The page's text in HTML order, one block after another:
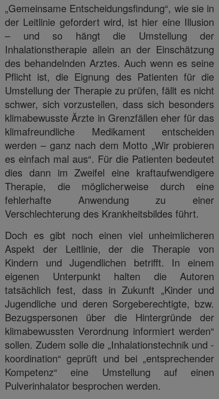
„Gemeinsame Entscheidungsfindung“, wie sie in
der Leitlinie gefordert wird, ist hier eine Illusion
– und so hängt die Umstellung der
Inhalationstherapie allein an der Einschätzung
des behandelnden Arztes. Auch wenn es seine
Pflicht ist, die Eignung des Patienten für die
Umstellung der Therapie zu prüfen, fällt es nicht
schwer, sich vorzustellen, dass sich besonders
klimabewusste Ärzte in Grenzfällen eher für das
klimafreundliche Medikament entscheiden
werden – ganz nach dem Motto „Wir probieren
es einfach mal aus“. Für die Patienten bedeutet
dies dann im Zweifel eine kraftaufwendigere
Therapie, die möglicherweise durch eine
fehlerhafte Anwendung zu einer
Verschlechterung des Krankheitsbildes führt.
Doch es gibt noch einen viel unheimlicheren
Aspekt der Leitlinie, der die Therapie von
Kindern und Jugendlichen betrifft. In einem
eigenen Unterpunkt halten die Autoren
tatsächlich fest, dass in Zukunft „Kinder und
Jugendliche und deren Sorgeberechtigte, bzw.
Bezugspersonen über die Hintergründe der
klimabewussten Verordnung informiert werden“
sollen. Zudem solle die „Inhalationstechnik und -
koordination“ geprüft und bei „entsprechender
Kompetenz“ eine Umstellung auf einen
Pulverinhalator besprochen werden.